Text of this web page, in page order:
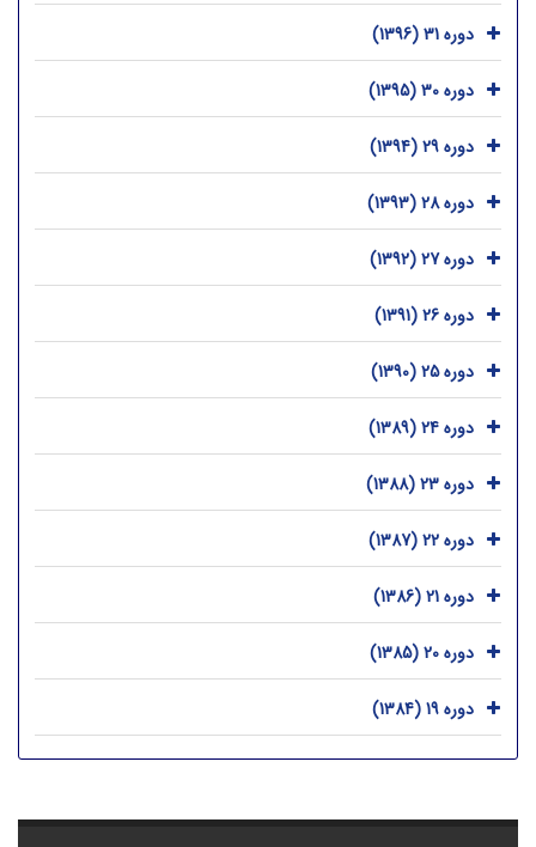
دوره 31 (1396)
دوره 30 (1395)
دوره 29 (1394)
دوره 28 (1393)
دوره 27 (1392)
دوره 26 (1391)
دوره 25 (1390)
دوره 24 (1389)
دوره 23 (1388)
دوره 22 (1387)
دوره 21 (1386)
دوره 20 (1385)
دوره 19 (1384)